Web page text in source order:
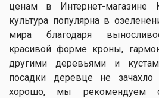
ценам в Интернет-магазине
культура популярна в
мира благодаря
красивой форме кроны,
другими деревьями и
посадки деревце не зачахло
хорошо, мы рекомендуем